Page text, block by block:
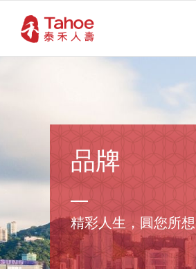
品牌
精彩人生，圓您所想